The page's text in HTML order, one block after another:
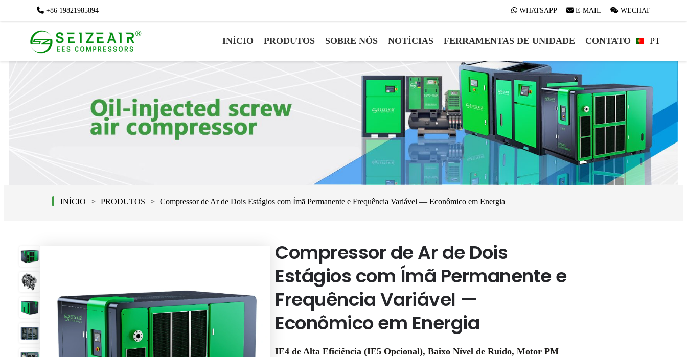
+86 19821985894 WHATSAPP E-MAIL WECHAT
+86 19821985894 WHATSAPP E-MAIL WECHAT
INÍCIO PRODUTOS SOBRE NÓS NOTÍCIAS FERRAMENTAS DE UNIDADE CONTATO PT
INÍCIO PRODUTOS Compressor de Ar de Dois Estágios com Ímã Permanente e Frequência Variável — Econômico em Energia
Compressor de Ar de Dois
Estágios com Ímã Permanente e
Frequência Variável —
Econômico em Energia
IE4 de Alta Eficiência (IE5 Opcional), Baixo Nível de Ruído, Motor PM